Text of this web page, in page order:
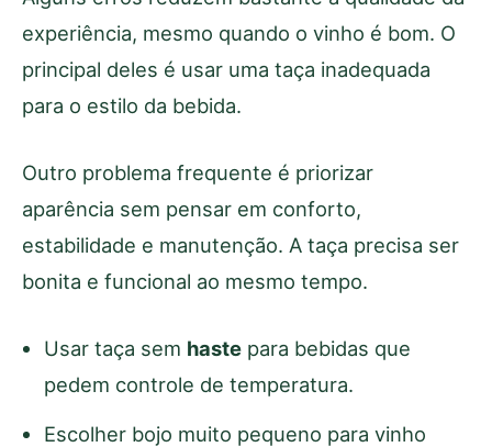
experiência, mesmo quando o vinho é bom. O
principal deles é usar uma taça inadequada
para o estilo da bebida.
Outro problema frequente é priorizar
aparência sem pensar em conforto,
estabilidade e manutenção. A taça precisa ser
bonita e funcional ao mesmo tempo.
Usar taça sem haste para bebidas que
pedem controle de temperatura.
Escolher bojo muito pequeno para vinho